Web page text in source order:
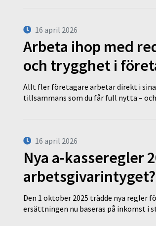
16 april 2026
Arbeta ihop med
och trygghet i
Allt fler företagare arbetar direkt i
tillsammans som du får full nytta –
16 april 2026
Nya a-kasseregler
arbetsgivarintyget?
Den 1 oktober 2025 trädde nya
ersättningen nu baseras på inkomst i